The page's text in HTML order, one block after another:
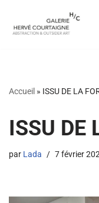
Aller
Accueil » ISSU DE LA
ISSU DE
par Lada 7 février